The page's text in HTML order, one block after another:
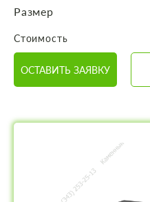
Размер
Стоимость
ОСТАВИТЬ ЗАЯВКУ